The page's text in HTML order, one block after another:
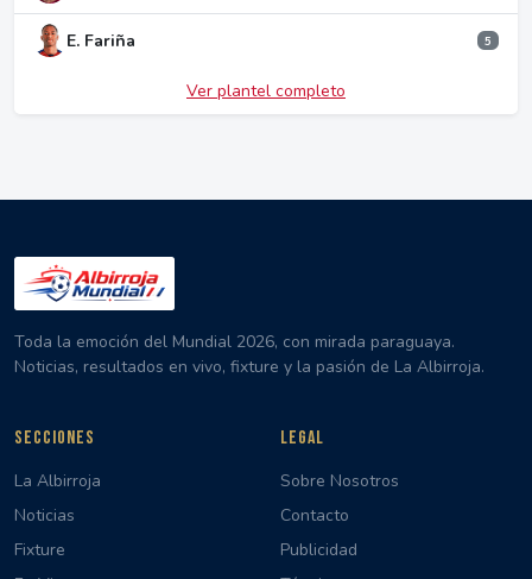
E. Fariña 5
Ver plantel completo
Toda la emoción del Mundial 2026, con mirada paraguaya.
Noticias, resultados en vivo, fixture y la pasión de La Albirroja.
SECCIONES
La Albirroja
Noticias
Fixture
LEGAL
Sobre Nosotros
Contacto
Publicidad